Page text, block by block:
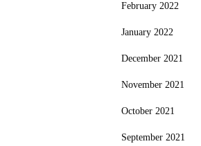
February 2022
January 2022
December 2021
November 2021
October 2021
September 2021